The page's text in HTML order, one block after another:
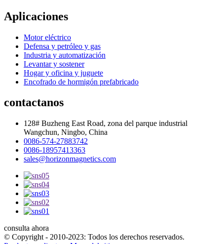
Aplicaciones
Motor eléctrico
Defensa y petróleo y gas
Industria y automatización
Levantar y sostener
Hogar y oficina y juguete
Encofrado de hormigón prefabricado
contactanos
128# Buzheng East Road, zona del parque industrial
Wangchun, Ningbo, China
0086-574-27883742
0086-18957413363
sales@horizonmagnetics.com
consulta ahora
© Copyright - 2010-2023: Todos los derechos reservados.